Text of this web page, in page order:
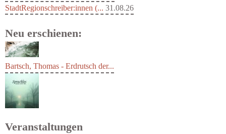
StadtRegionschreiber:innen (... 31.08.26
Neu erschienen:
Bartsch, Thomas - Erdrutsch der...
Veranstaltungen